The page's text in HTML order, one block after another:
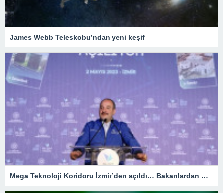
James Webb Teleskobu’ndan yeni keşif
Mega Teknoloji Koridoru İzmir’den açıldı… Bakanlardan mesaj seli!